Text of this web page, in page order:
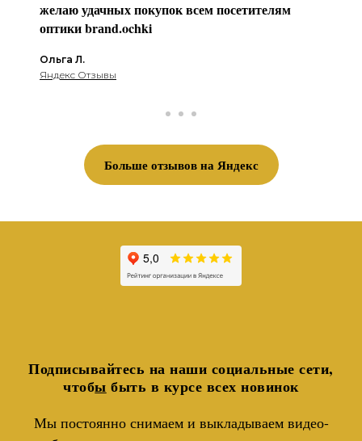
желаю удачных покупок всем посетителям
оптики brаnd.ochki
Ольга Л.
Яндекс Отзывы
Больше отзывов на Яндекс
Подписывайтесь на наши социальные сети,
чтобы быть в курсе всех новинок
Мы постоянно снимаем и выкладываем видео-